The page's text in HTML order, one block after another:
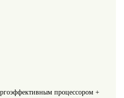
процессором +